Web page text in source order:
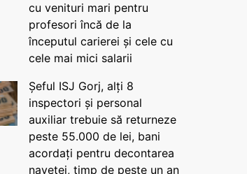
cu venituri mari pentru
profesori încă de la
începutul carierei și cele cu
cele mai mici salarii
Șeful ISJ Gorj, alți 8
inspectori și personal
auxiliar trebuie să returneze
peste 55.000 de lei, bani
acordați pentru decontarea
navetei, timp de peste un an